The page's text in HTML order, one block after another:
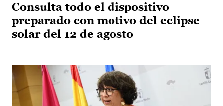
Consulta todo el dispositivo
preparado con motivo del eclipse
solar del 12 de agosto